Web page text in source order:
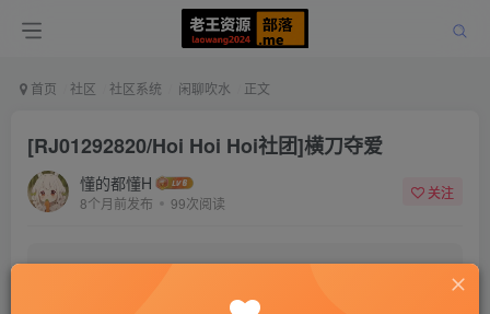
首页 社区 社区系统 闲聊吹水 正文
[RJ01292820/Hoi Hoi Hoi社团]横刀夺爱
懂的都懂H
8个月前发布 99次阅读
关注